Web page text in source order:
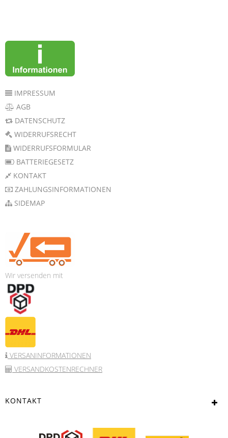
IMPRESSUM
AGB
DATENSCHUTZ
WIDERRUFSRECHT
WIDERRUFSFORMULAR
BATTERIEGESETZ
KONTAKT
ZAHLUNGSINFORMATIONEN
SIDEMAP
Wir versenden mit
VERSANINFORMATIONEN
VERSANDKOSTENRECHNER
KONTAKT